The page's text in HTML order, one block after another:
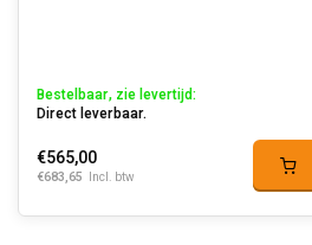
Bestelbaar, zie levertijd:
Direct leverbaar.
€565,00
€683,65 Incl. btw